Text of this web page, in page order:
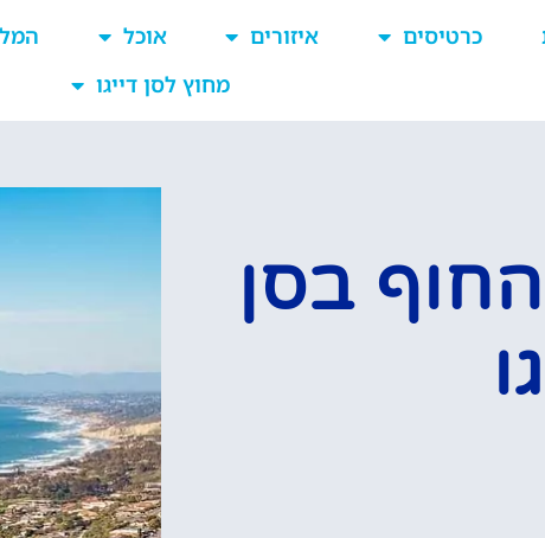
כרטיסים איזורים אוכל
מחוץ לסן דייגו
בסן